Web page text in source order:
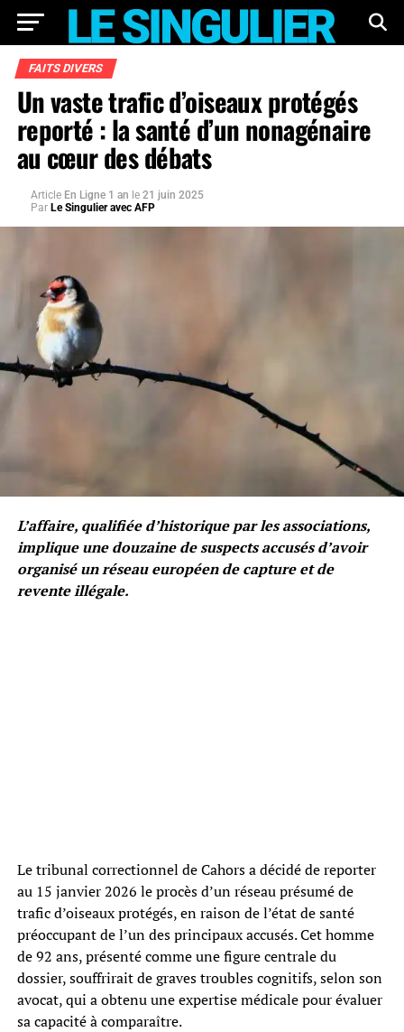
FAITS DIVERS
Un vaste trafic d’oiseaux protégés
reporté : la santé d’un nonagénaire
au cœur des débats
Article En Ligne 1 an le 21 juin 2025
Par Le Singulier avec AFP
L’affaire, qualifiée d’historique par les associations,
implique une douzaine de suspects accusés d’avoir
organisé un réseau européen de capture et de
revente illégale.
Le tribunal correctionnel de Cahors a décidé de reporter
au 15 janvier 2026 le procès d’un réseau présumé de
trafic d’oiseaux protégés, en raison de l’état de santé
préoccupant de l’un des principaux accusés. Cet homme
de 92 ans, présenté comme une figure centrale du
dossier, souffrirait de graves troubles cognitifs, selon son
avocat, qui a obtenu une expertise médicale pour évaluer
sa capacité à comparaître.